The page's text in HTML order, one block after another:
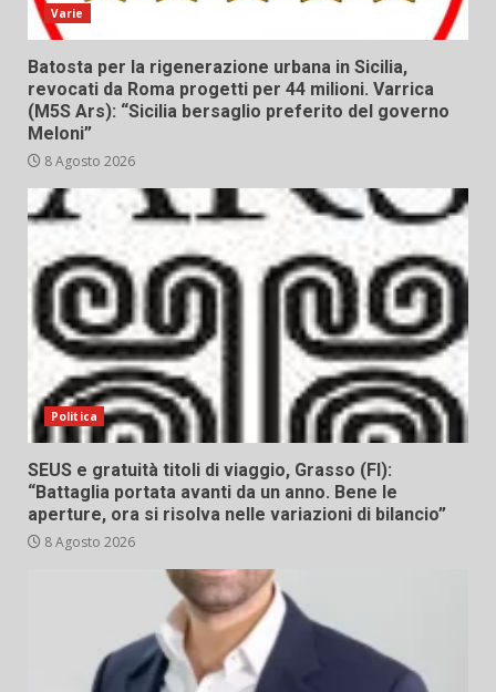
Varie
Batosta per la rigenerazione urbana in Sicilia,
revocati da Roma progetti per 44 milioni. Varrica
(M5S Ars): “Sicilia bersaglio preferito del governo
Meloni”
8 Agosto 2026
Politica
SEUS e gratuità titoli di viaggio, Grasso (FI):
“Battaglia portata avanti da un anno. Bene le
aperture, ora si risolva nelle variazioni di bilancio”
8 Agosto 2026